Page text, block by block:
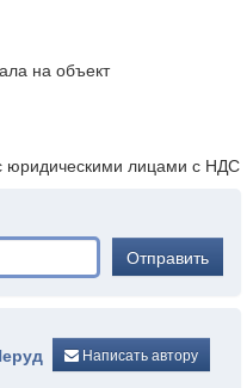
на объект
лицами с НДС
Отправить
Написать автору